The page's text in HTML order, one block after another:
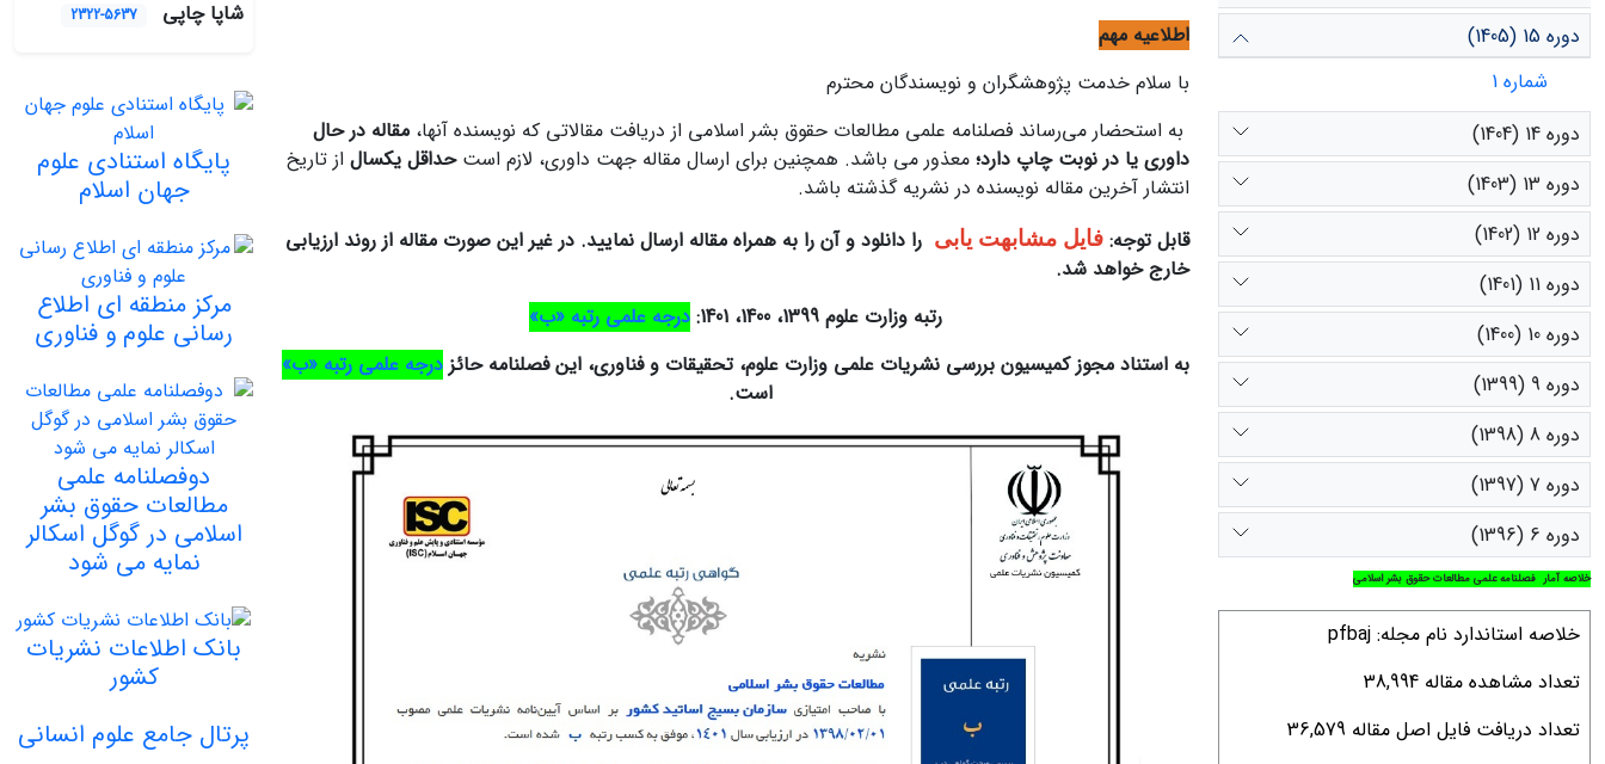
دوره 15 (1405)
شماره 1
دوره 14 (1404)
دوره 13 (1403)
دوره 12 (1402)
دوره 11 (1401)
دوره 10 (1400)
دوره 9 (1399)
دوره 8 (1398)
دوره 7 (1397)
دوره 6 (1396)
خلاصه آمار فصلنامه علمی مطالعات حقوق بشر اسلامی
خلاصه استاندارد نام مجله: pfbaj
تعداد مشاهده مقاله 38,994
تعداد دریافت فایل اصل مقاله 36,579
اطلاعیه مهم
با سلام خدمت پژوهشگران و نویسندگان محترم
به استحضار می‌رساند فصلنامه علمی مطالعات حقوق بشر اسلامی از دریافت مقالاتی که نویسنده آنها، مقاله در حال
داوری یا در نوبت چاپ دارد؛ معذور می باشد. همچنین برای ارسال مقاله جهت داوری، لازم استحداقل یکسال از تاریخ
انتشار آخرین مقاله نویسنده در نشریه گذشته باشد.
قابل توجه: فایل مشابهت یابی را دانلود و آن را به همراه مقاله ارسال نمایید. در غیر این صورت مقاله از روند ارزیابی
خارج خواهد شد.
رتبه وزارت علوم 1399، 1400، 1401:
درجه علمی رتبه «ب»
به استناد مجوز کمیسیون بررسی نشریات علمی وزارت علوم، تحقیقات و فناوری، این فصلنامه حائز درجه علمی رتبه «ب»
است.
شاپا چاپی
2322-5637
پایگاه استنادی علوم
جهان اسلام
مرکز منطقه ای اطلاع
رسانی علوم و فناوری
دوفصلنامه علمی
مطالعات حقوق بشر
اسلامی در گوگل اسکالر
نمایه می شود
بانک اطلاعات نشریات
کشور
پرتال جامع علوم انسانی